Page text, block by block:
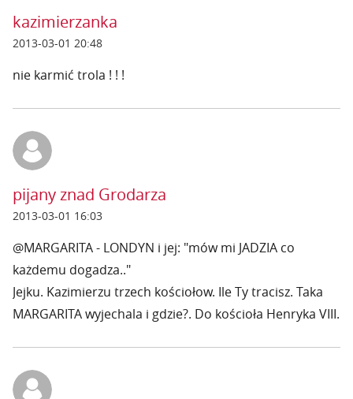
kazimierzanka
2013-03-01 20:48
nie karmić trola ! ! !
pijany znad Grodarza
2013-03-01 16:03
@MARGARITA - LONDYN i jej: "mów mi JADZIA co
każdemu dogadza.."
Jejku. Kazimierzu trzech kościołow. Ile Ty tracisz. Taka
MARGARITA wyjechala i gdzie?. Do kościoła Henryka VIII.